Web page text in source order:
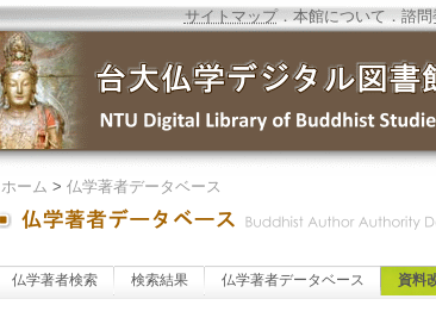
サイトマップ．本館について．諮問
ホーム > 仏学著者データベース
仏学著者検索 検索結果 仏学著者データベース 資料